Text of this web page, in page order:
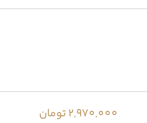
2,970,000 تومان